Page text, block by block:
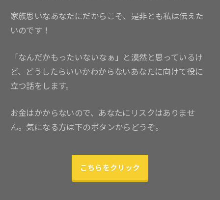
家族思いなあなたにだからこそ、是非とも私は伝えた
いのです！
「なんだかもったいないなぁ」と漠然と思っているけ
ど、どうしたらいいかわからないあなたに向けて役に
立つ話をします。
お金はかからないので、あなたにリスクはありませ
ん。気になる方は下のボタンからどうぞ。
こちらをクリック